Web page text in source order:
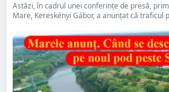
Astăzi, în cadrul unei conferințe de presă,
Mare, Kereskényi Gábor, a anunțat că traficul